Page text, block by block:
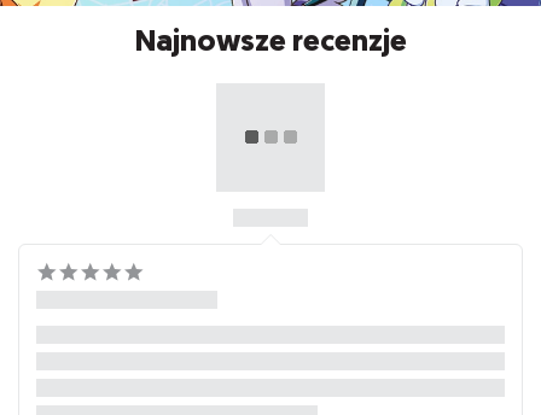
Najnowsze recenzje